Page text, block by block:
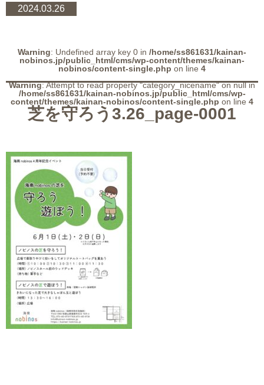
2024.03.26
Warning: Undefined array key 0 in /home/ss861631/kainan-
nobinos.jp/public_html/cms/wp-content/themes/kainan-
nobinos/content-single.php on line 4
Warning: Attempt to read property "category_nicename" on null in
/home/ss861631/kainan-nobinos.jp/public_html/cms/wp-
content/themes/kainan-nobinos/content-single.php on line 4
芝を守ろう3.26_page-0001